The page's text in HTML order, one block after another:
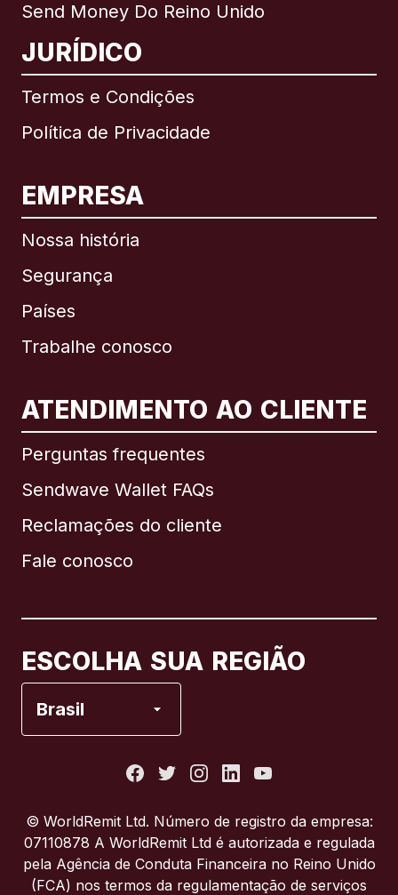
Send Money Do Reino Unido
JURÍDICO
Termos e Condições
Política de Privacidade
EMPRESA
Nossa história
Segurança
Países
Trabalhe conosco
ATENDIMENTO AO CLIENTE
Perguntas frequentes
Sendwave Wallet FAQs
Reclamações do cliente
Fale conosco
ESCOLHA SUA REGIÃO
Brasil
Internacional English
Brasil
Itália
© WorldRemit Ltd. Número de registro da empresa:
07110878 A WorldRemit Ltd é autorizada e regulada
pela Agência de Conduta Financeira no Reino Unido
(FCA) nos termos da regulamentação de serviços